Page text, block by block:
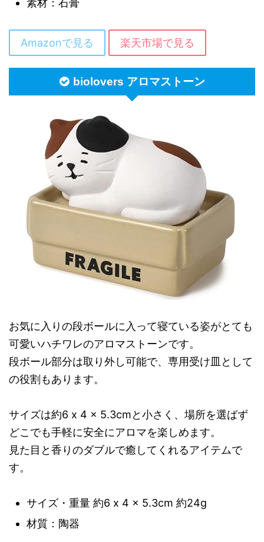
素材：石膏
Amazonで見る 楽天市場で見る
biolovers アロマストーン
お気に入りの段ボールに入って寝ている姿がとても
可愛いハチワレのアロマストーンです。
段ボール部分は取り外し可能で、専用受け皿として
の役割もあります。
サイズは約6 x 4 x 5.3cmと小さく、場所を選ばず
どこでも手軽に安全にアロマを楽しめます。
見た目と香りのダブルで癒してくれるアイテムで
す。
サイズ・重量 約6 x 4 x 5.3cm 約24g
材質：陶器